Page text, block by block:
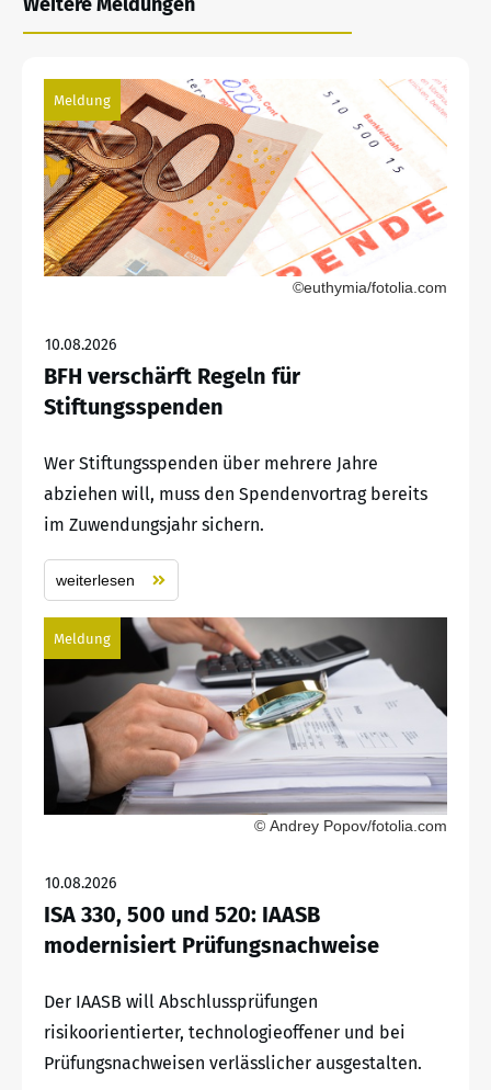
Meldung
©euthymia/fotolia.com
10.08.2026
BFH verschärft Regeln für
Stiftungsspenden
Wer Stiftungsspenden über mehrere Jahre
abziehen will, muss den Spendenvortrag bereits
im Zuwendungsjahr sichern.
weiterlesen
Meldung
© Andrey Popov/fotolia.com
10.08.2026
ISA 330, 500 und 520: IAASB
modernisiert Prüfungsnachweise
Der IAASB will Abschlussprüfungen
risikoorientierter, technologieoffener und bei
Prüfungsnachweisen verlässlicher ausgestalten.